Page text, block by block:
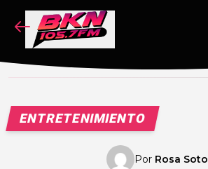
VIDEOS
ENTRETENIMIENTO
Por Rosa Soto